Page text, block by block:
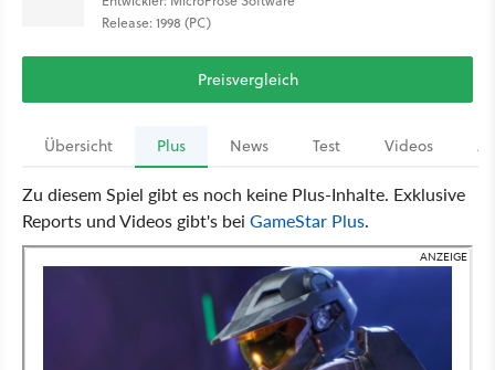
Release: 1998 (PC)
Preisvergleich
Übersicht Plus News Test Videos
Zu diesem Spiel gibt es noch keine Plus-Inhalte. Exklusive
Reports und Videos gibt's bei GameStar Plus.